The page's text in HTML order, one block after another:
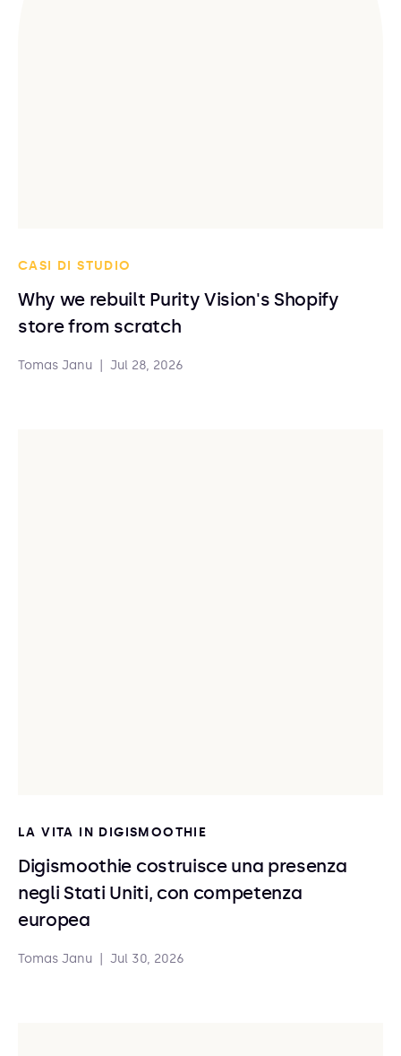
CASI DI STUDIO
Why we rebuilt Purity Vision's Shopify
store from scratch
Tomas Janu Jul 28, 2026
LA VITA IN DIGISMOOTHIE
Digismoothie costruisce una presenza
negli Stati Uniti, con competenza
europea
Tomas Janu Jul 30, 2026